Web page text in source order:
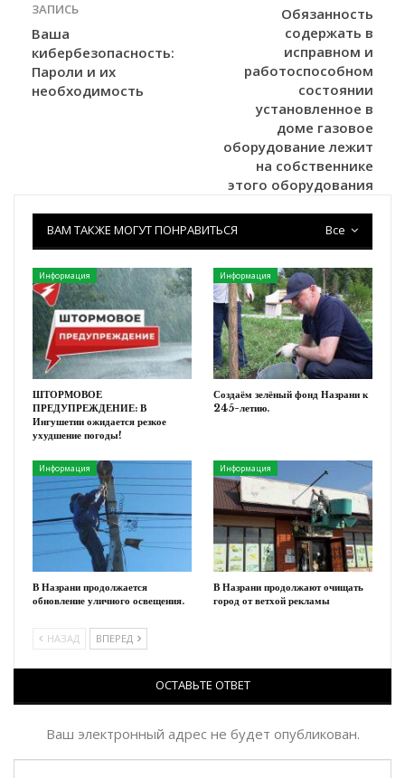
ЗАПИСЬ
Ваша
кибербезопасность:
Пароли и их
необходимость
Обязанность
содержать в
исправном и
работоспособном
состоянии
установленное в
доме газовое
оборудование лежит
на собственнике
этого оборудования
Все
ВАМ ТАКЖЕ МОГУТ ПОНРАВИТЬСЯ
Информация
ШТОРМОВОЕ
ПРЕДУПРЕЖДЕНИЕ: В
Ингушетии ожидается резкое
ухудшение погоды!
Информация
Создаём зелёный фонд Назрани к
245-летию.
Информация
В Назрани продолжается
обновление уличного освещения.
Информация
В Назрани продолжают очищать
город от ветхой рекламы
НАЗАД ВПЕРЕД
ОСТАВЬТЕ ОТВЕТ
Ваш электронный адрес не будет опубликован.